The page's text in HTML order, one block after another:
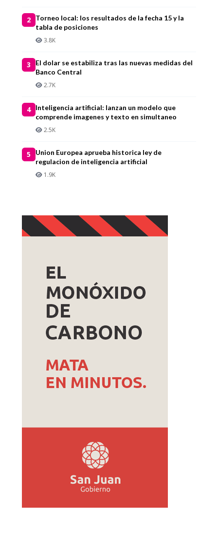
2
Torneo local: los resultados de la fecha 15 y la
tabla de posiciones
3.8K
3
El dolar se estabiliza tras las nuevas medidas del
Banco Central
2.7K
4
Inteligencia artificial: lanzan un modelo que
comprende imagenes y texto en simultaneo
2.5K
5
Union Europea aprueba historica ley de
regulacion de inteligencia artificial
1.9K